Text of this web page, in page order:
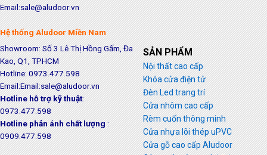
Email:sale@aludoor.vn
Hệ thống Aludoor Miền Nam
Showroom: Số 3 Lê Thị Hồng Gấm, Đa
Kao, Q1, TPHCM
Hotline: 0973.477.598
Email:Email:sale@aludoor.vn
Hotline hỗ trợ kỹ thuật:
0973.477.598
Hotline phản ánh chất lượng:
0909.477.598
SẢN PHẨM
Nội thất cao cấp
Khóa cửa điện tử
Đèn Led trang trí
Cửa nhôm cao cấp
Rèm cuốn thông minh
Cửa nhựa lõi thép uPVC
Cửa gỗ cao cấp Aludoor